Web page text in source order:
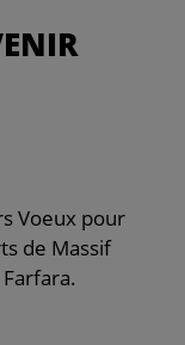
Voeux pour
de Massif